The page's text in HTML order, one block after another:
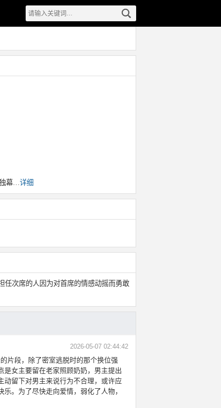
幕… 详细
任次席的人因为对首席的情感动摇而勇敢
2026-05-07 02:44:42
片段，除了密室逃脱时的那个换位强
是女主要留在老家照顾奶奶，男主提出
动留下对男主来说行为不合理，或许应
。为了尽快走向爱情，弱化了人物，